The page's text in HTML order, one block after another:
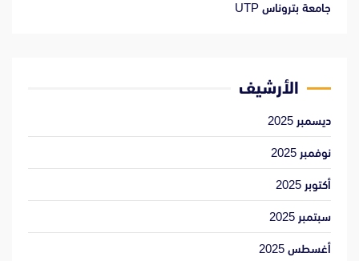
جامعة بتروناس UTP
الأرشيف
ديسمبر 2025
نوفمبر 2025
أكتوبر 2025
سبتمبر 2025
أغسطس 2025